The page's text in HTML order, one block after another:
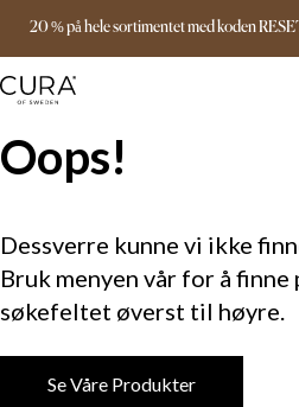
20 % på hele sortimentet med koden
Gratis frakt
Oops!
Dessverre kunne vi ikke
Bruk menyen vår for å
søkefeltet øverst til høyre.
Se Våre Produkter